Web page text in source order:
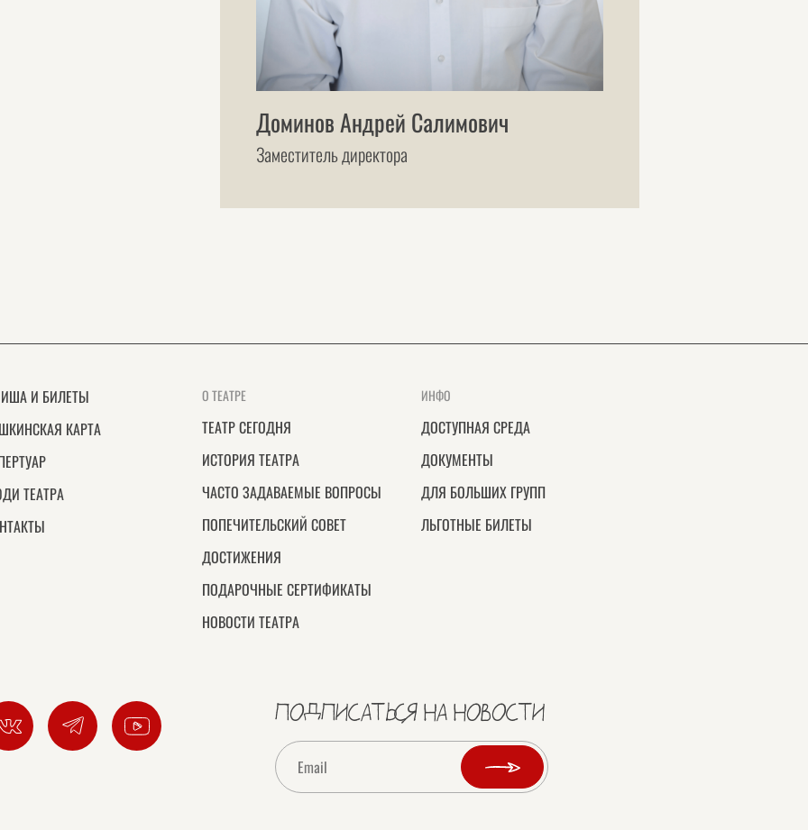
Доминов Андрей Салимович
Заместитель директора
И БИЛЕТЫ
КАРТА
ТЕАТРА
О ТЕАТРЕ
ТЕАТР СЕГОДНЯ
ИСТОРИЯ ТЕАТРА
ЧАСТО ЗАДАВАЕМЫЕ ВОПРОСЫ
ПОПЕЧИТЕЛЬСКИЙ СОВЕТ
ДОСТИЖЕНИЯ
ПОДАРОЧНЫЕ СЕРТИФИКАТЫ
НОВОСТИ ТЕАТРА
ИНФО
ДОСТУПНАЯ СРЕДА
ДОКУМЕНТЫ
ДЛЯ БОЛЬШИХ ГРУПП
ЛЬГОТНЫЕ БИЛЕТЫ
ПОДПИСАТЬСЯ НА НОВОСТИ